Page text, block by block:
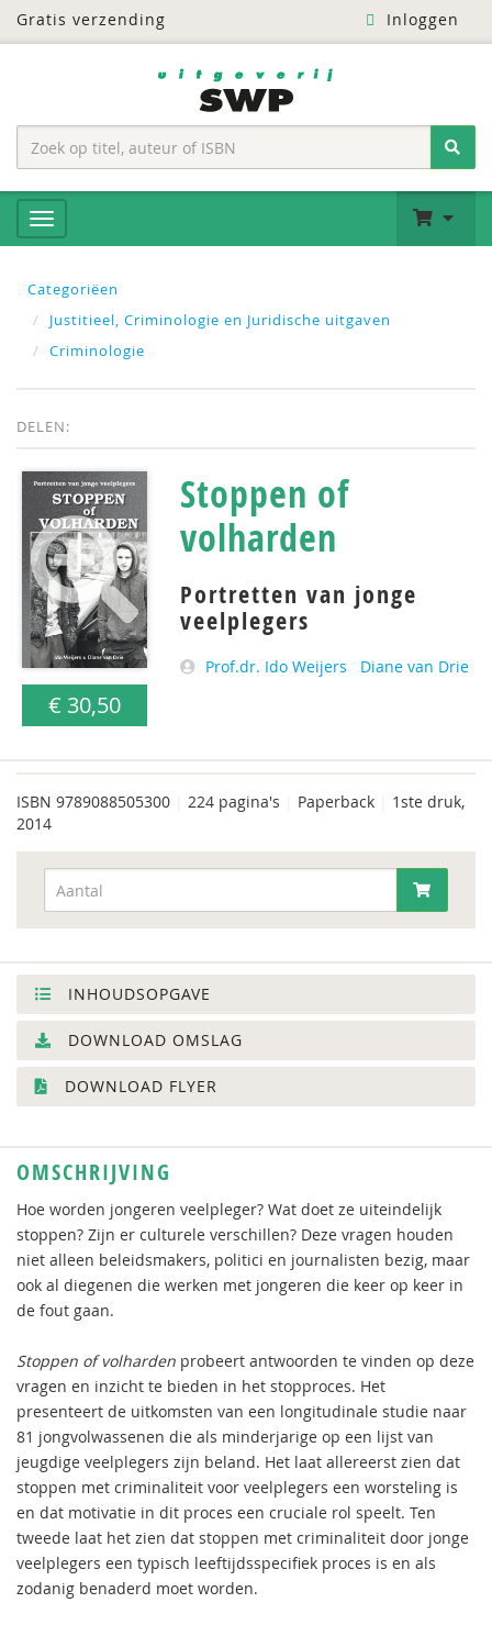
Gratis verzending Inloggen
Categoriëen
Justitieel, Criminologie en Juridische uitgaven
Criminologie
DELEN:
€ 30,50
Stoppen of
volharden
Portretten van jonge
veelplegers
Prof.dr. Ido Weijers Diane van Drie
ISBN 9789088505300 224 pagina's Paperback
1ste druk,
2014
INHOUDSOPGAVE
DOWNLOAD OMSLAG
DOWNLOAD FLYER
OMSCHRIJVING
Hoe worden jongeren veelpleger? Wat doet ze uiteindelijk
stoppen? Zijn er culturele verschillen? Deze vragen houden
niet alleen beleidsmakers, politici en journalisten bezig, maar
ook al diegenen die werken met jongeren die keer op keer in
de fout gaan.
Stoppen of volharden probeert antwoorden te vinden op deze
vragen en inzicht te bieden in het stopproces. Het
presenteert de uitkomsten van een longitudinale studie naar
81 jongvolwassenen die als minderjarige op een lijst van
jeugdige veelplegers zijn beland. Het laat allereerst zien dat
stoppen met criminaliteit voor veelplegers een worsteling is
en dat motivatie in dit proces een cruciale rol speelt. Ten
tweede laat het zien dat stoppen met criminaliteit door jonge
veelplegers een typisch leeftijdsspecifiek proces is en als
zodanig benaderd moet worden.